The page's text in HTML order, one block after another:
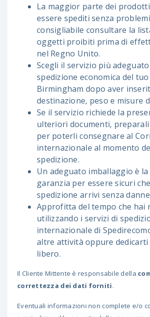
La maggior parte dei
essere spediti senza
consigliabile consultare la
oggetti proibiti prima di
nel Regno Unito.
Scegli il servizio più
spedizione economica del tuo
Birmingham dopo aver
destinazione, peso e misure
Se il servizio richiede la
ulteriori documenti,
per poterli consegnare al
internazionale al momento
spedizione.
Un adeguato imballaggio è
garanzia per essere sicuri
spedizione arrivi senza
Approfitta del tempo che hai
utilizzando i servizi di
internazionale di
altre attività oppure
libero.
Il Cliente Mittente è responsabile della
correttezza dei dati forniti.
Eventuali informazioni non complete e/o